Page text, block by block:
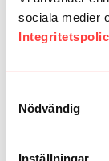
sociala medier
Nödvändig
Inställningar